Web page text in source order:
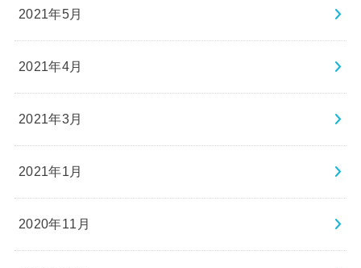
2021年5月
2021年4月
2021年3月
2021年1月
2020年11月